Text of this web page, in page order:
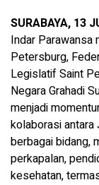
SURABAYA, 13
Indar Parawansa
Petersburg,
Legislatif Saint
Negara Grahadi
menjadi
kolaborasi antara
berbagai bidang,
perkapalan,
kesehatan,